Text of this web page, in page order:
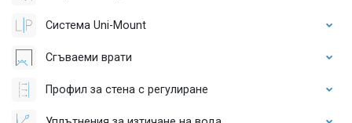
Система Uni-Mount
Сгъваеми врати
Профил за стена с регулиране